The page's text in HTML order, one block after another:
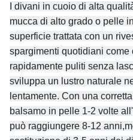
I divani in cuoio di alta
mucca di alto grado o pelle
superficie trattata con un
spargimenti quotidiani come
rapidamente puliti senza
sviluppa un lustro naturale
lentamente. Con una
balsamo in pelle 1-2 volte
può raggiungere 8-12